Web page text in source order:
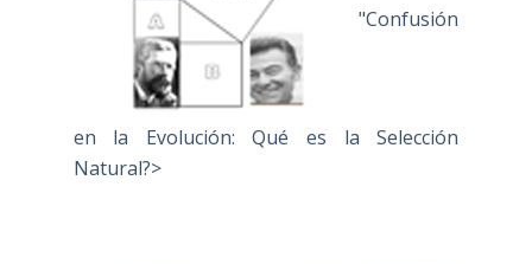
"Confusión
en la Evolución: Qué es la Selección
Natural?>